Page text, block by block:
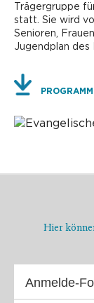
Trägergruppe
statt. Sie wird
Senioren,
Jugendplan des
Hier